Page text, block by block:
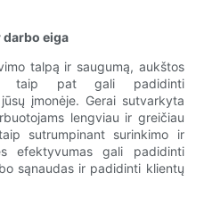
eiga
talpą ir saugumą, aukštos
taip pat gali padidinti
įmonėje. Gerai sutvarkyta
lengviau ir greičiau
sutrumpinant surinkimo ir
efektyvumas gali padidinti
sąnaudas ir padidinti klientų